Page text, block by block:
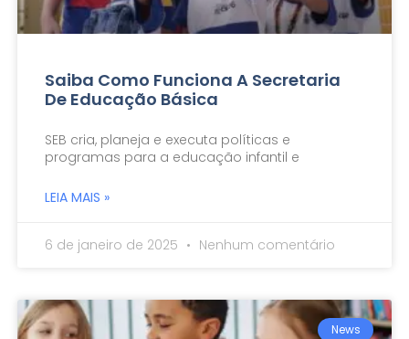
Saiba Como Funciona A Secretaria
De Educação Básica
SEB cria, planeja e executa políticas e
programas para a educação infantil e
LEIA MAIS »
6 de janeiro de 2025 Nenhum comentário
News